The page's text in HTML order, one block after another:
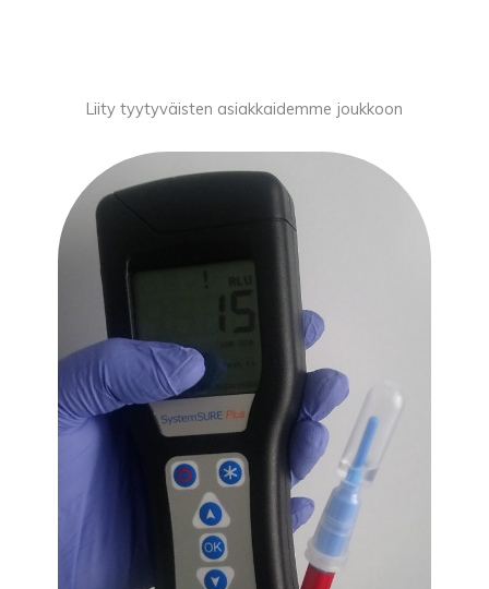
Liity tyytyväisten asiakkaidemme joukkoon